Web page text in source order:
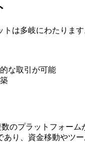
は多岐にわたります
な取引が可能
のプラットフォー
り、資金移動やツ